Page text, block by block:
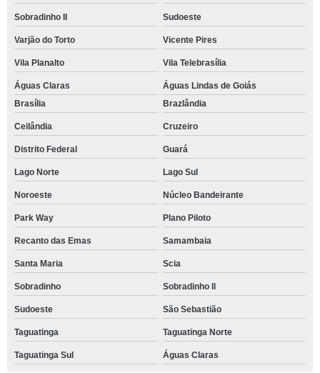
Sobradinho II Sudoeste
Varjão do Torto Vicente Pires
Vila Planalto Vila Telebrasília
Águas Claras
Águas Lindas de Goiás
Brasília
Brazlândia
Ceilândia Cruzeiro
Distrito Federal Guará
Lago Norte Lago Sul
Noroeste Núcleo Bandeirante
Park Way Plano Piloto
Recanto das Emas Samambaia
Santa Maria Scia
Sobradinho Sobradinho ll
Sudoeste São Sebastião
Taguatinga Taguatinga Norte
Taguatinga Sul Águas Claras